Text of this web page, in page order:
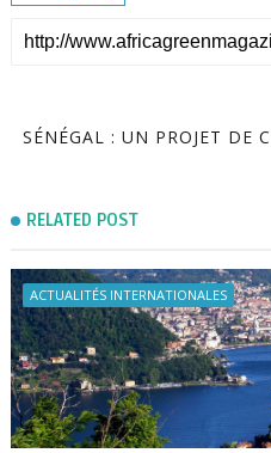
SÉNÉGAL : UN PROJET DE
RELATED POST
ACTUALITÉS INTERNATIONALES